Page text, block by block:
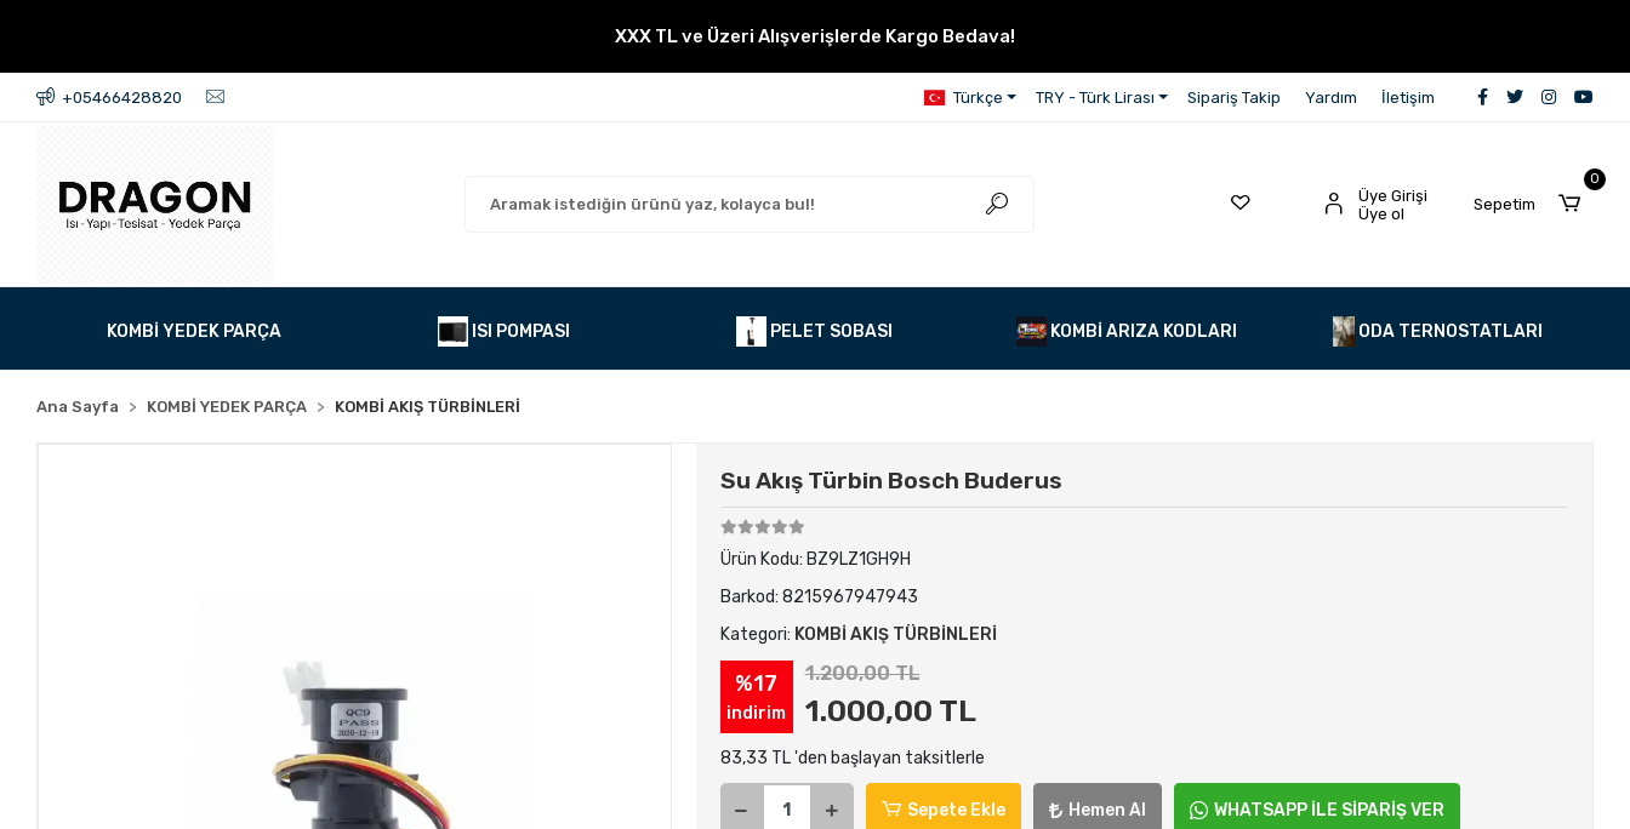
XXX TL ve Üzeri Alışverişlerde Kargo Bedava!
+05466428820 Türkçe TRY - Türk Lirası Sipariş Takip Yardım İletişim
Üye Girişi
Üye ol
Sepetim
0
KOMBİ YEDEK PARÇA ISI POMPASI PELET SOBASI KOMBİ ARIZA KODLARI ODA TERNOSTATLARI
Ana Sayfa KOMBİ YEDEK PARÇA KOMBİ AKIŞ TÜRBİNLERİ
Su Akış Türbin Bosch Buderus
Ürün Kodu: BZ9LZ1GH9H
Barkod: 8215967947943
Kategori: KOMBİ AKIŞ TÜRBİNLERİ
%17
indirim
1.200,00 TL
1.000,00 TL
83,33 TL 'den başlayan taksitlerle
Sepete Ekle Hemen Al WHATSAPP İLE SİPARİŞ VER